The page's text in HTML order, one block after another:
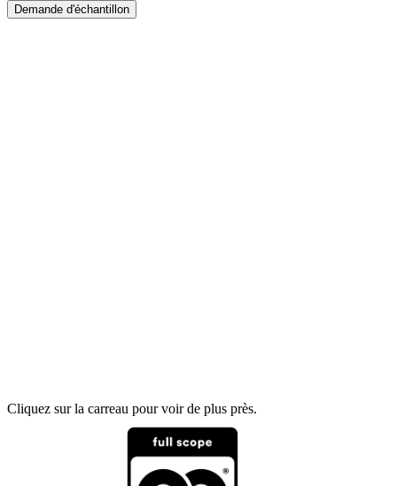
Demande d'échantillon
Cliquez sur la carreau pour voir de plus près.